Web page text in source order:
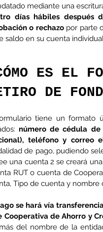
mediante una
días hábiles después
o rechazo por parte
saldo en su cuenta
ES EL
DE
tiene un formato
número de cédula
teléfono y correo
de pago, pudiendo
una cuenta 2 se creará
RUT o cuenta de
Tipo de cuenta y nombre
se hará vía
Cooperativa de Ahorro y
del nombre de la